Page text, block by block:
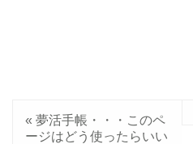
« 夢活手帳・・・このペ
ージはどう使ったらいい